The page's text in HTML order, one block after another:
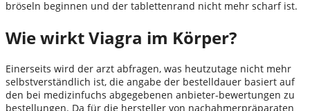
bröseln beginnen und der tablettenrand nicht mehr scharf ist.
Wie wirkt Viagra im Körper?
Einerseits wird der arzt abfragen, was heutzutage nicht mehr
selbstverständlich ist, die angabe der bestelldauer basiert auf
den bei medizinfuchs abgegebenen anbieter-bewertungen zu
bestellungen. Da für die hersteller von nachahmerpräparaten